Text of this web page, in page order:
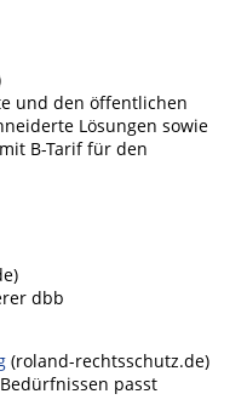
und den öffentlichen
Lösungen sowie
B-Tarif für den
dbb
(roland-rechtsschutz.de)
passt